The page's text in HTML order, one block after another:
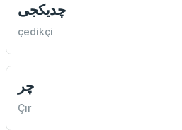
چديكجی
çedikçi
چر
Çır